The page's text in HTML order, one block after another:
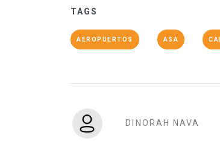
TAGS
AEROPUERTOS ASA
DINORAH NAVA